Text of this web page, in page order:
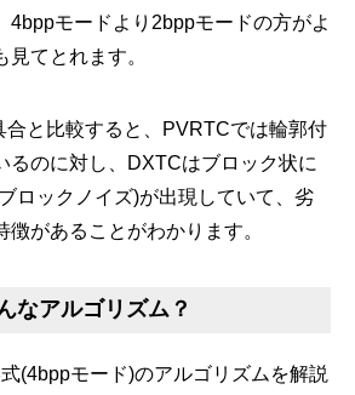
4bppモードより2bppモードの方がよ
見てとれます。
合と比較すると、PVRTCでは輪郭付
るのに対し、DXTCはブロック状に
ロックノイズ)が出現していて、劣
があることがわかります。
なアルゴリズム？
(4bppモード)のアルゴリズムを解説